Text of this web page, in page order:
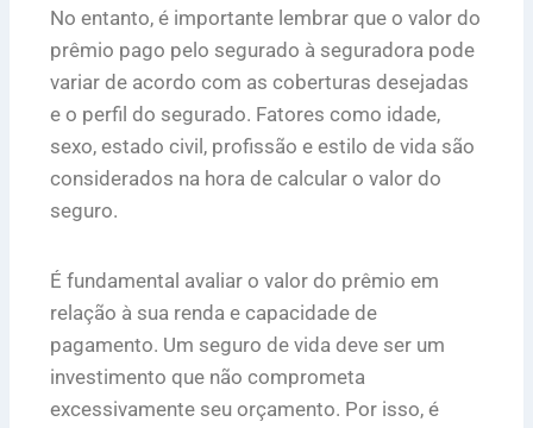
No entanto, é importante lembrar que o valor do
prêmio pago pelo segurado à seguradora pode
variar de acordo com as coberturas desejadas
e o perfil do segurado. Fatores como idade,
sexo, estado civil, profissão e estilo de vida são
considerados na hora de calcular o valor do
seguro.
É fundamental avaliar o valor do prêmio em
relação à sua renda e capacidade de
pagamento. Um seguro de vida deve ser um
investimento que não comprometa
excessivamente seu orçamento. Por isso, é